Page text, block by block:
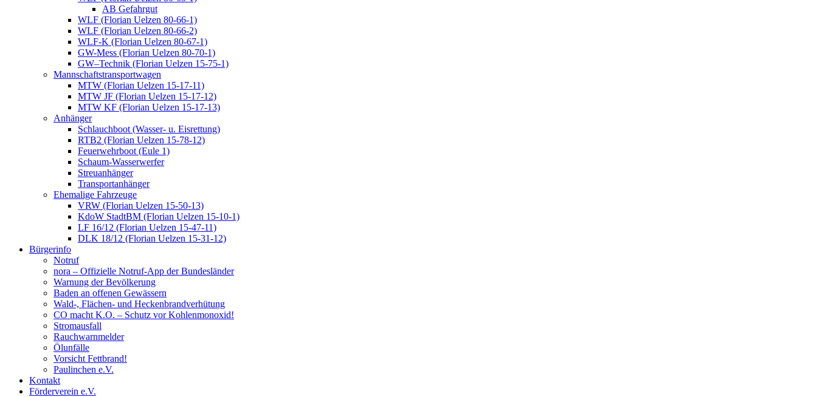
AB Gefahrgut
WLF (Florian Uelzen 80-66-1)
WLF (Florian Uelzen 80-66-2)
WLF-K (Florian Uelzen 80-67-1)
GW-Mess (Florian Uelzen 80-70-1)
GW–Technik (Florian Uelzen 15-75-1)
Mannschaftstransportwagen
MTW (Florian Uelzen 15-17-11)
MTW JF (Florian Uelzen 15-17-12)
MTW KF (Florian Uelzen 15-17-13)
Anhänger
Schlauchboot (Wasser- u. Eisrettung)
RTB2 (Florian Uelzen 15-78-12)
Feuerwehrboot (Eule 1)
Schaum-Wasserwerfer
Streuanhänger
Transportanhänger
Ehemalige Fahrzeuge
VRW (Florian Uelzen 15-50-13)
KdoW StadtBM (Florian Uelzen 15-10-1)
LF 16/12 (Florian Uelzen 15-47-11)
DLK 18/12 (Florian Uelzen 15-31-12)
Bürgerinfo
Notruf
nora – Offizielle Notruf-App der Bundesländer
Warnung der Bevölkerung
Baden an offenen Gewässern
Wald-, Flächen- und Heckenbrandverhütung
CO macht K.O. – Schutz vor Kohlenmonoxid!
Stromausfall
Rauchwarnmelder
Ölunfälle
Vorsicht Fettbrand!
Paulinchen e.V.
Kontakt
Förderverein e.V.